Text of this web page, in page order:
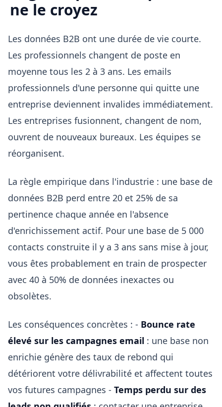
ne le croyez
Les données B2B ont une durée de vie courte.
Les professionnels changent de poste en
moyenne tous les 2 à 3 ans. Les emails
professionnels d'une personne qui quitte une
entreprise deviennent invalides immédiatement.
Les entreprises fusionnent, changent de nom,
ouvrent de nouveaux bureaux. Les équipes se
réorganisent.
La règle empirique dans l'industrie : une base de
données B2B perd entre 20 et 25% de sa
pertinence chaque année en l'absence
d'enrichissement actif. Pour une base de 5 000
contacts construite il y a 3 ans sans mise à jour,
vous êtes probablement en train de prospecter
avec 40 à 50% de données inexactes ou
obsolètes.
Les conséquences concrètes : - Bounce rate
élevé sur les campagnes email : une base non
enrichie génère des taux de rebond qui
détériorent votre délivrabilité et affectent toutes
vos futures campagnes - Temps perdu sur des